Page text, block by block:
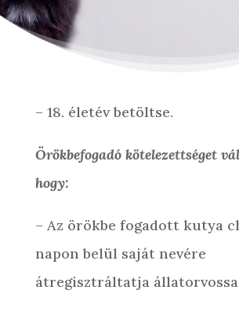
– 18. életév betöltse.
Örökbefogadó kötelezettséget
hogy:
– Az örökbe fogadott kutya
napon belül saját nevére
átregisztráltatja